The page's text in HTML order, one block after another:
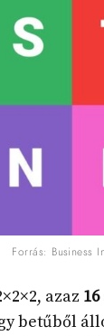
Forrás: Business
azaz
betűből